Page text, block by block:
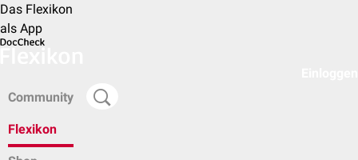
Das Flexikon
als App
Community
Flexikon